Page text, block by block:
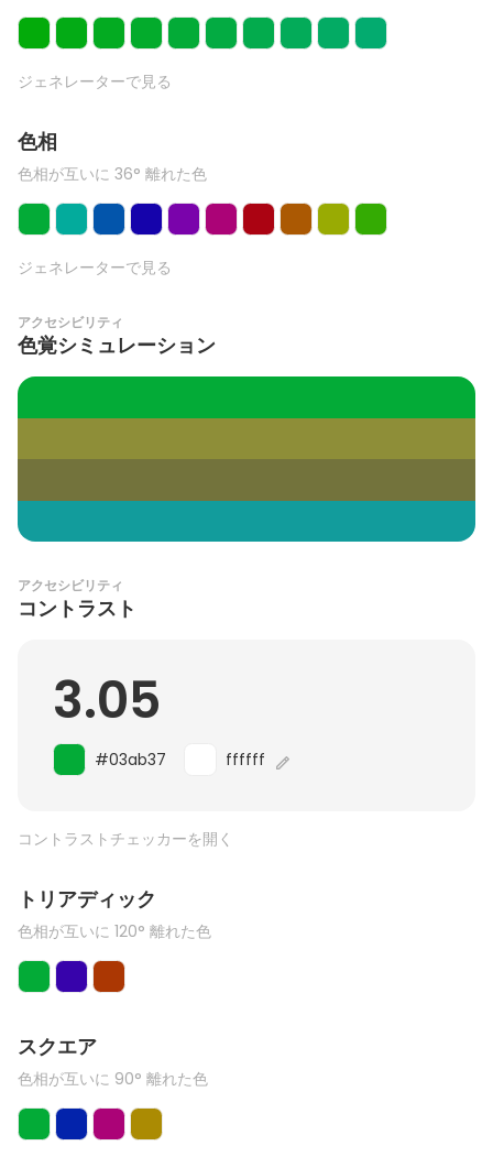
ジェネレーターで見る
色相
色相が互いに 36° 離れた色
ジェネレーターで見る
アクセシビリティ
色覚シミュレーション
アクセシビリティ
コントラスト
3.05
#03ab37 ffffff
コントラストチェッカーを開く
トリアディック
色相が互いに 120° 離れた色
スクエア
色相が互いに 90° 離れた色